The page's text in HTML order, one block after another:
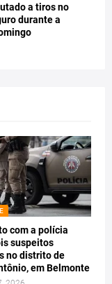
a tiros no
durante a
com a polícia
suspeitos
no distrito de
em Belmonte